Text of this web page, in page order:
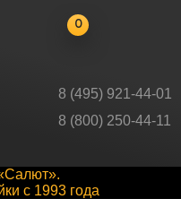
8 (495) 921-44-01
8 (800) 250-44-11
0
с 1993 года